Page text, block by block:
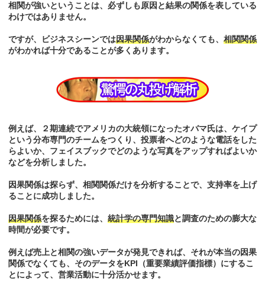
相関が強いということは、必ずしも原因と結果の関係を表している
わけではありません。
ですが、ビジネスシーンでは因果関係がわからなくても、 相関関係
がわかれば十分であることが多くあります。
例えば、２期連続でアメリカの大統領になったオバマ氏は、ケイプ
という分布専門のチームをつくり、投票者へどのような電話をした
らよいか、フェイスブックでどのような写真をアップすればよいか
などを分析しました。
因果関係は探らず、相関関係だけを分析することで、支持率を上げ
ることに成功しました。
因果関係を探るためには、 統計学の専門知識と調査のための膨大な
時間が必要です。
例えば売上と相関の強いデータが発見できれば、それが本当の因果
関係でなくても、そのデータをKPI（重要業績評価指標）にするこ
とによって、営業活動に十分活かせます。